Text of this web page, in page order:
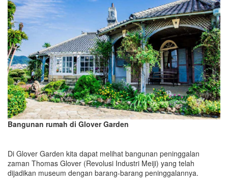
Bangunan rumah di Glover Garden
Di Glover Garden kita dapat melihat bangunan peninggalan
zaman Thomas Glover (Revolusi Industri Meiji) yang telah
dijadikan museum dengan barang-barang peninggalannya.